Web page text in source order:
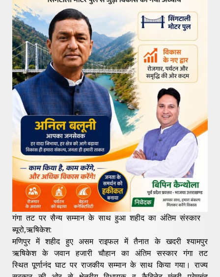
गंगा तट पर सैन्य सम्मान के साथ हुआ शहीद का अंतिम संस्कार
ब्यूरो,ऋषिकेश:
मणिपुर में शहीद हुए असम राइफल में तैनात के खदरी श्यामपुर
ऋषिकेश के जवान हजारी चौहान का अंतिम सस्कार गंगा तट
स्थित पूर्णानंद घाट पर राजकीय सम्मान के साथ किया गया। राज्य